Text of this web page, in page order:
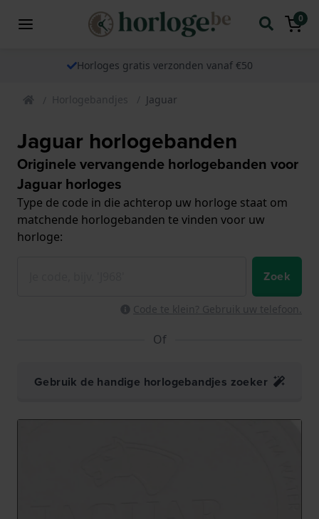
0
Horloges gratis verzonden vanaf €50
Horlogebandjes Jaguar
Jaguar horlogebanden
Originele vervangende horlogebanden voor
Jaguar horloges
Type de code in die achterop uw horloge staat om
matchende horlogebanden te vinden voor uw
horloge:
Zoek
Code te klein? Gebruik uw telefoon.
Of
Gebruik de handige horlogebandjes zoeker